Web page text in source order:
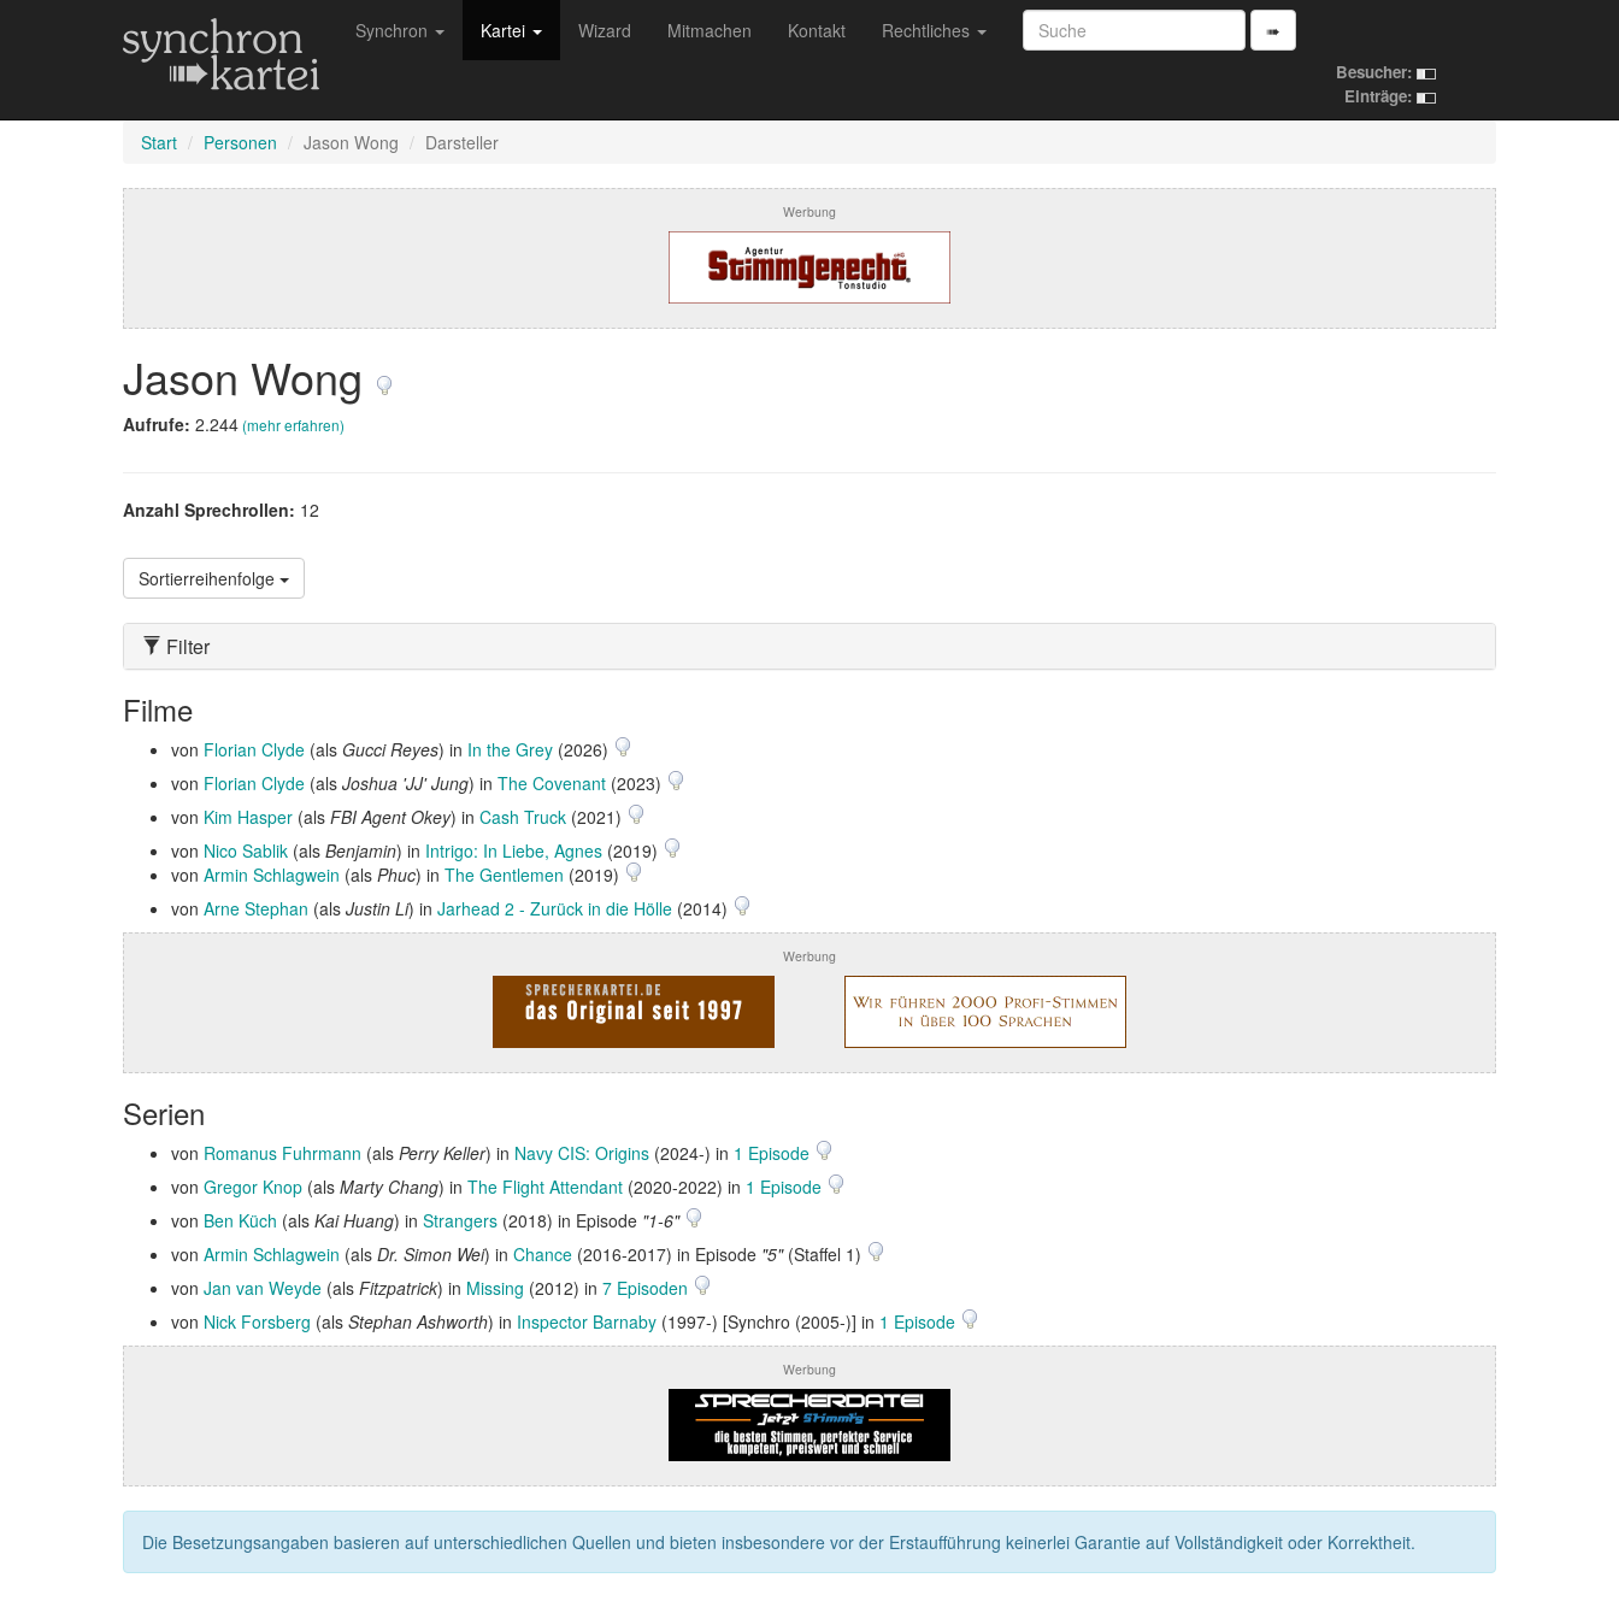
Synchron Kartei Wizard Mitmachen Kontakt Rechtliches ➠
Besucher:
Einträge:
Start Personen Jason Wong Darsteller
Werbung
Jason Wong
Aufrufe: 2.244(mehr erfahren)
Anzahl Sprechrollen: 12
Sortierreihenfolge
Filter
Filme
von Florian Clyde (als Gucci Reyes) in In the Grey (2026)
von Florian Clyde (als Joshua 'JJ' Jung) in The Covenant (2023)
von Kim Hasper (als FBI Agent Okey) in Cash Truck (2021)
von Nico Sablik (als Benjamin) in Intrigo: In Liebe, Agnes (2019)
von Armin Schlagwein (als Phuc) in The Gentlemen (2019)
von Arne Stephan (als Justin Li) in Jarhead 2 - Zurück in die Hölle (2014)
Werbung
Serien
von Romanus Fuhrmann (als Perry Keller) in Navy CIS: Origins (2024-) in 1 Episode
von Gregor Knop (als Marty Chang) in The Flight Attendant (2020-2022) in 1 Episode
von Ben Küch (als Kai Huang) in Strangers (2018) in Episode "1-6"
von Armin Schlagwein (als Dr. Simon Wei) in Chance (2016-2017) in Episode "5"(Staffel 1)
von Jan van Weyde (als Fitzpatrick) in Missing (2012) in 7 Episoden
von Nick Forsberg (als Stephan Ashworth) in Inspector Barnaby (1997-) [Synchro (2005-)] in 1 Episode
Werbung
Die Besetzungsangaben basieren auf unterschiedlichen Quellen und bieten insbesondere vor der Erstaufführung keinerlei Garantie auf Vollständigkeit oder Korrektheit.